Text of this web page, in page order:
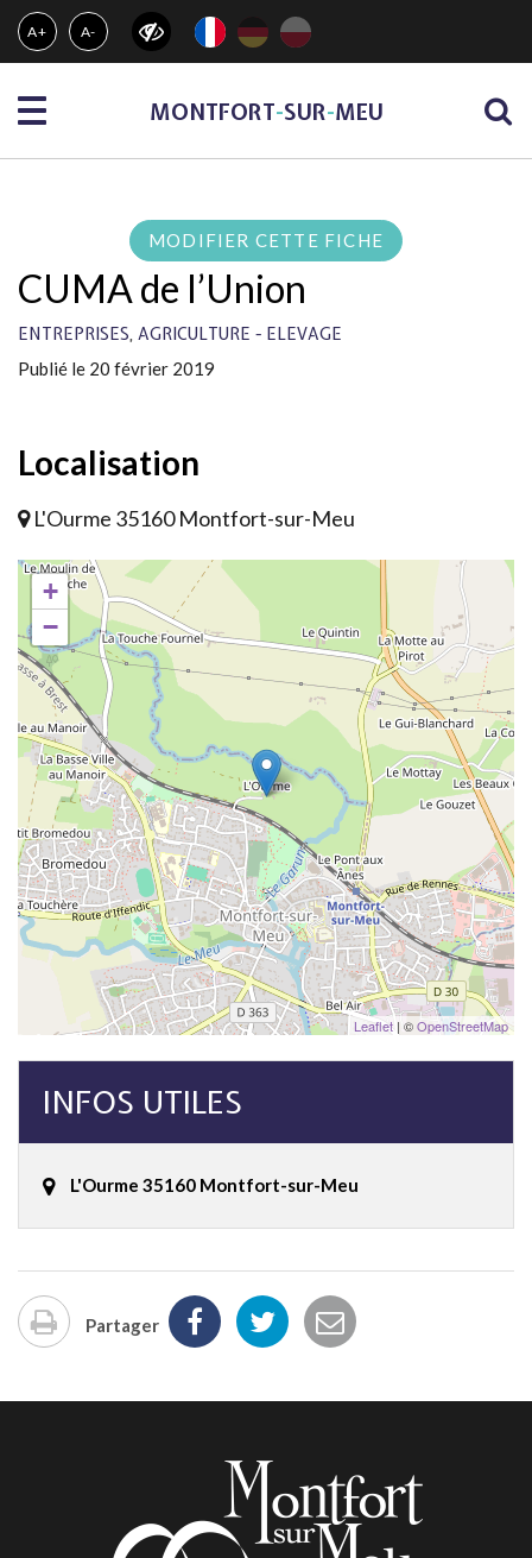
Gestion des traceurs
A+ A-
Menu MONTFORT-SUR-MEU
MODIFIER CETTE FICHE
CUMA de l’Union
ENTREPRISES, AGRICULTURE - ELEVAGE
Publié le 20 février 2019
Localisation
L'Ourme 35160 Montfort-sur-Meu
+
−
Leaflet | ©OpenStreetMap
INFOS UTILES
L'Ourme 35160 Montfort-sur-Meu
Imprimer
Partager